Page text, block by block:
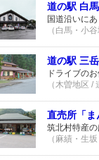
道の駅 白馬
国道沿いに
（白馬・小
道の駅 三岳
ドライブの
（木曽地区 /
直売所「ま
筑北村特産
（麻績・生